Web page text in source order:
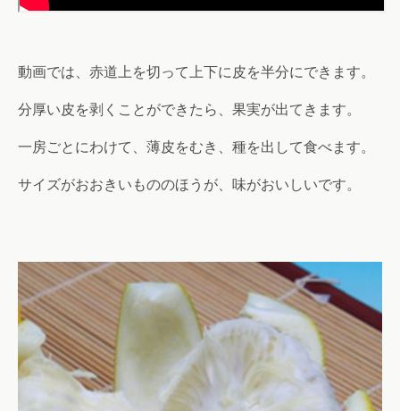
動画では、赤道上を切って上下に皮を半分にできます。
分厚い皮を剥くことができたら、果実が出てきます。
一房ごとにわけて、薄皮をむき、種を出して食べます。
サイズがおおきいもののほうが、味がおいしいです。